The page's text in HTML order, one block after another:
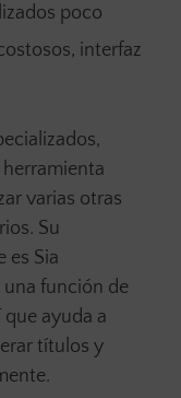
poco
interfaz
varias otras
Su
es Sia
función de
que ayuda a
títulos y